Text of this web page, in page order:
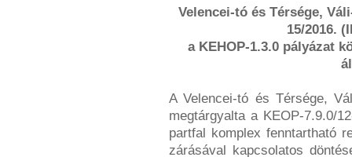
Velencei-tó és Térsége,
15/2016.
a KEHOP-1.3.0 pályázat
A Velencei-tó és Térsége,
megtárgyalta a KEOP-7.9.0/
partfal komplex fenntartható
zárásával kapcsolatos